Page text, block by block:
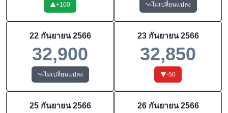
+100 ไม่เปลี่ยนแปลง
22 กันยายน 2566
32,900
ไม่เปลี่ยนแปลง
23 กันยายน 2566
32,850
-50
25 กันยายน 2566 26 กันยายน 2566